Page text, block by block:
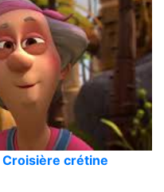
Croisière crétine